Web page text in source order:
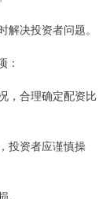
决投资者问题。
：
，合理确定配资比
投资者应谨慎操